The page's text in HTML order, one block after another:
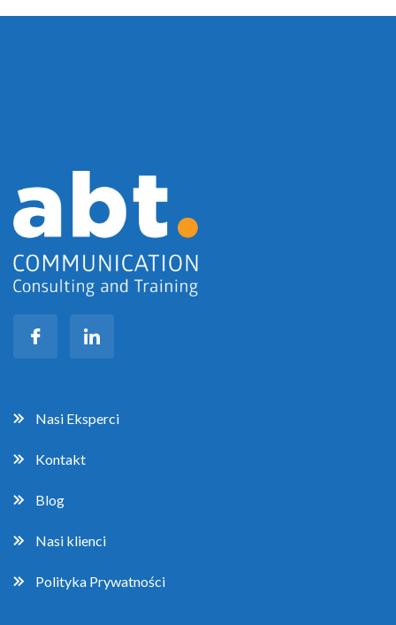
Nasi Eksperci
Kontakt
Blog
Nasi klienci
Polityka Prywatności